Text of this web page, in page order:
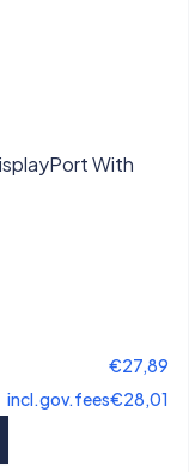
With
€27,89
incl.gov.fees€28,01